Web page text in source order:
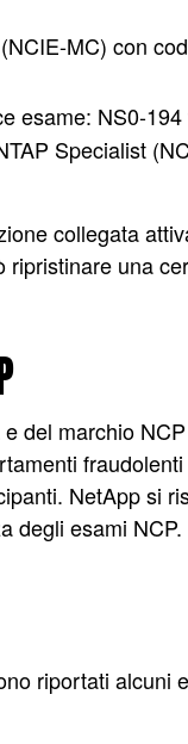
MC) con
esame: NS0-
Specialist
collegata
una
del marchio
NetApp si
degli esami NCP.
riportati alcuni